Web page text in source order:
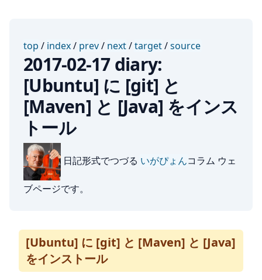
top / index/ prev/ next/target/source
2017-02-17 diary:
[Ubuntu] に [git] と
[Maven] と [Java] をインス
トール
日記形式でつづる いがぴょんコラム ウェ
ブページです。
[Ubuntu] に [git] と [Maven] と [Java]
をインストール